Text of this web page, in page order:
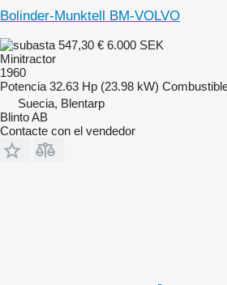
Bolinder-Munktell BM-VOLVO
547,30 € 6.000 SEK
Minitractor
1960
Potencia 32.63 Hp (23.98 kW)
Suecia, Blentarp
Blinto AB
Contacte con el vendedor